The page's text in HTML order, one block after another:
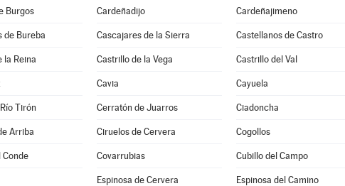
Burgos Cardeñadijo Cardeñajimeno
de Bureba Cascajares de la Sierra Castellanos de Castro
la Reina Castrillo de la Vega Castrillo del Val
Cavia Cayuela
Tirón Cerratón de Juarros Ciadoncha
Arriba Ciruelos de Cervera Cogollos
Conde Covarrubias Cubillo del Campo
Espinosa de Cervera Espinosa del Camino